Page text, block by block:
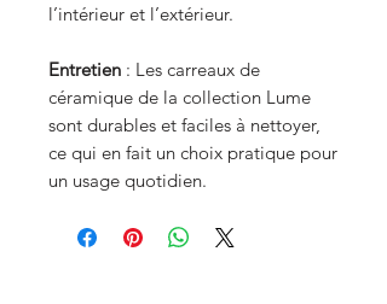
l’intérieur et l’extérieur.
Entretien : Les carreaux de
céramique de la collection Lume
sont durables et faciles à nettoyer,
ce qui en fait un choix pratique pour
un usage quotidien.